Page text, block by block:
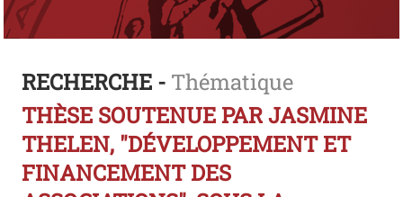
RECHERCHE - Thématique
THÈSE SOUTENUE PAR JASMINE
THELEN, "DÉVELOPPEMENT ET
FINANCEMENT DES